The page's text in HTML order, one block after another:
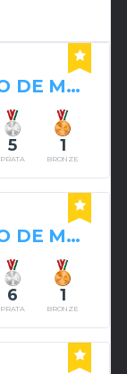
ASSOCIAÇÃO DE MATRAQUILHOS DO PORTO
5
PRATA
1
BRONZE
ASSOCIAÇÃO DE MATRAQUILHOS DE PEDOME
6
PRATA
1
BRONZE